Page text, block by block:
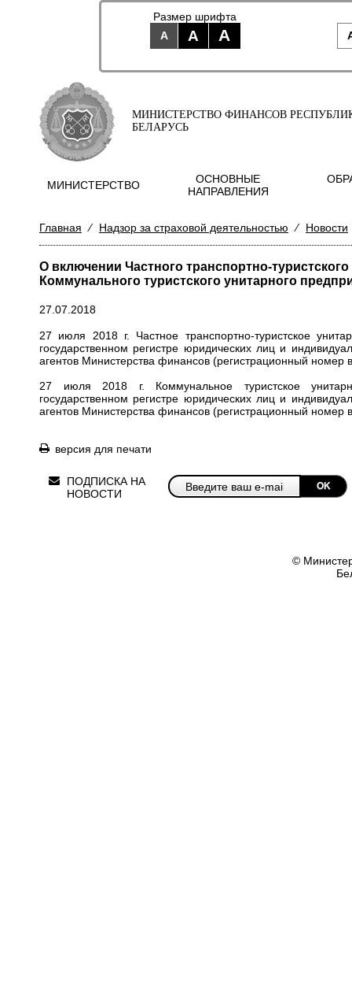
Размер шрифта
A
A A
МИНИСТЕРСТВО ФИНАНСОВ
БЕЛАРУСЬ
МИНИСТЕРСТВО
ОСНОВНЫЕ
НАПРАВЛЕНИЯ
Главная ⁄ Надзор за страховой деятельностью ⁄ Новости
О включении Частного транспортно-
Коммунального туристского унитарного
27.07.2018
27 июля 2018 г. Частное транспортно-туристское
государственном регистре юридических лиц и
агентов Министерства финансов (регистрационный номер
27 июля 2018 г. Коммунальное туристское
государственном регистре юридических лиц и
агентов Министерства финансов (регистрационный номер
версия для печати
ПОДПИСКА НА
НОВОСТИ
OK
©